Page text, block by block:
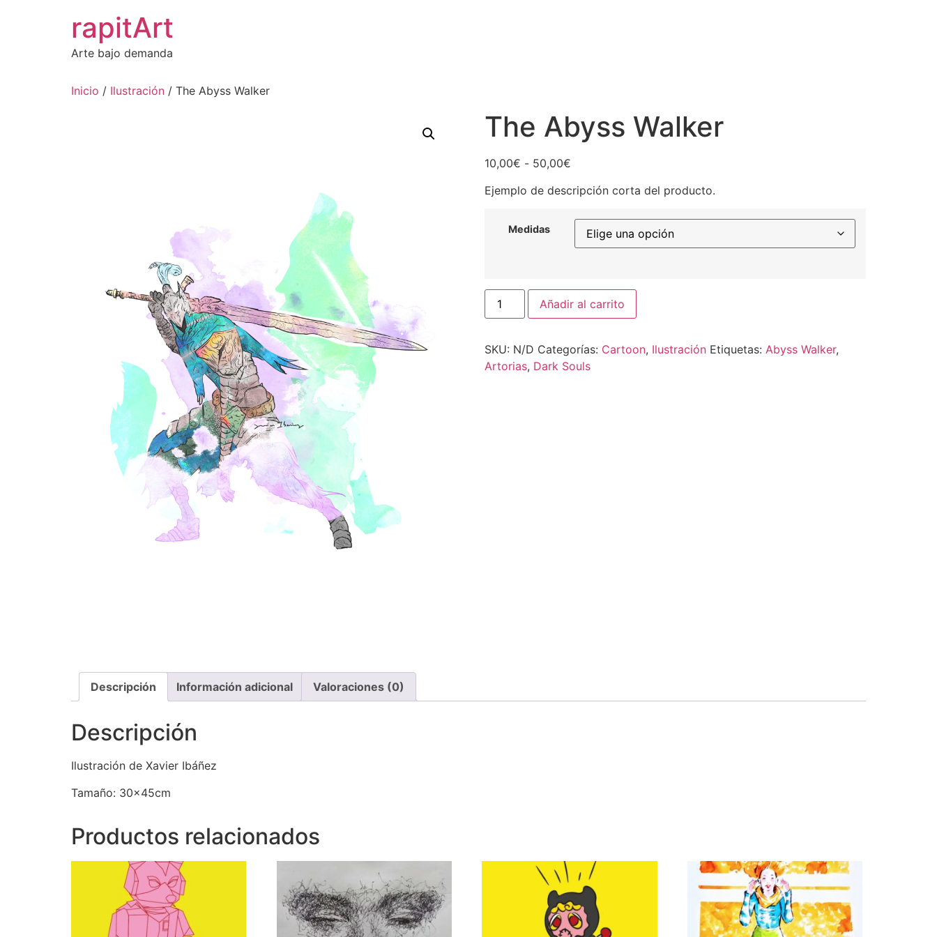
rapitArt
Arte bajo demanda
Inicio / Ilustración / The Abyss Walker
The Abyss Walker
10,00€ - 50,00€Rango
precios:
10,00€
hasta
Ejemplo de descripción corta del producto.
Medidas
The
Abyss
Walker
Añadir al carrito
SKU: N/D Categorías: Cartoon, Ilustración Etiquetas: Abyss Walker,
Artorias, Dark Souls
Descripción Información adicional Valoraciones (0)
Descripción
Ilustración de Xavier Ibáñez
Tamaño: 30x45cm
Productos relacionados